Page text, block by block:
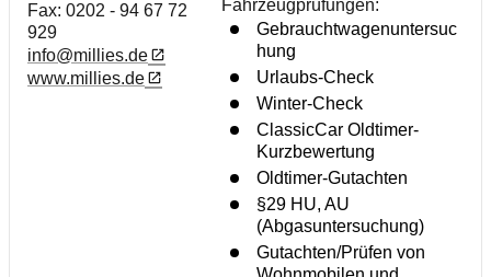
Fax: 0202 - 94 67 72
929
info@millies.de
www.millies.de
Fahrzeugprüfungen:
Gebrauchtwagenuntersuc
hung
Urlaubs-Check
Winter-Check
ClassicCar Oldtimer-
Kurzbewertung
Oldtimer-Gutachten
§29 HU, AU
(Abgasuntersuchung)
Gutachten/Prüfen von